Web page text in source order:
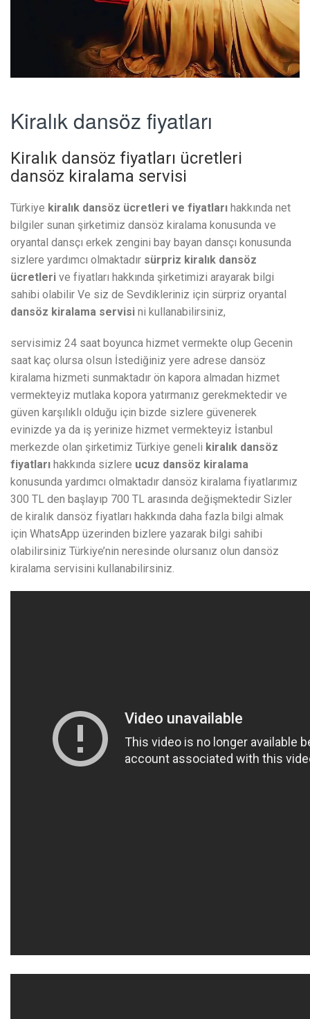
Kiralık dansöz fiyatları
Kiralık dansöz fiyatları ücretleri
dansöz kiralama servisi
Türkiye kiralık dansöz ücretleri ve fiyatları hakkında net
bilgiler sunan şirketimiz dansöz kiralama konusunda ve
oryantal dansçı erkek zengini bay bayan dansçı konusunda
sizlere yardımcı olmaktadır sürpriz kiralık dansöz
ücretleri ve fiyatları hakkında şirketimizi arayarak bilgi
sahibi olabilir Ve siz de Sevdikleriniz için sürpriz oryantal
dansöz kiralama servisi ni kullanabilirsiniz,
servisimiz 24 saat boyunca hizmet vermekte olup Gecenin
saat kaç olursa olsun İstediğiniz yere adrese dansöz
kiralama hizmeti sunmaktadır ön kapora almadan hizmet
vermekteyiz mutlaka kopora yatırmanız gerekmektedir ve
güven karşılıklı olduğu için bizde sizlere güvenerek
evinizde ya da iş yerinize hizmet vermekteyiz İstanbul
merkezde olan şirketimiz Türkiye geneli kiralık dansöz
fiyatları hakkında sizlere ucuz dansöz kiralama
konusunda yardımcı olmaktadır dansöz kiralama fiyatlarımız
300 TL den başlayıp 700 TL arasında değişmektedir Sizler
de kiralık dansöz fiyatları hakkında daha fazla bilgi almak
için WhatsApp üzerinden bizlere yazarak bilgi sahibi
olabilirsiniz Türkiye’nin neresinde olursanız olun dansöz
kiralama servisini kullanabilirsiniz.